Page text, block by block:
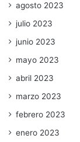
agosto 2023
julio 2023
junio 2023
mayo 2023
abril 2023
marzo 2023
febrero 2023
enero 2023